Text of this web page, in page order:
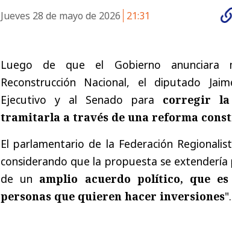
Jueves 28 de mayo de 2026 21:31
Luego de que el Gobierno anunciara
Reconstrucción Nacional, el diputado
Ejecutivo y al Senado para corregir
tramitarla a través de una reforma
El parlamentario de la Federación
considerando que la propuesta se
de un amplio acuerdo político, que
personas que quieren hacer inversiones".